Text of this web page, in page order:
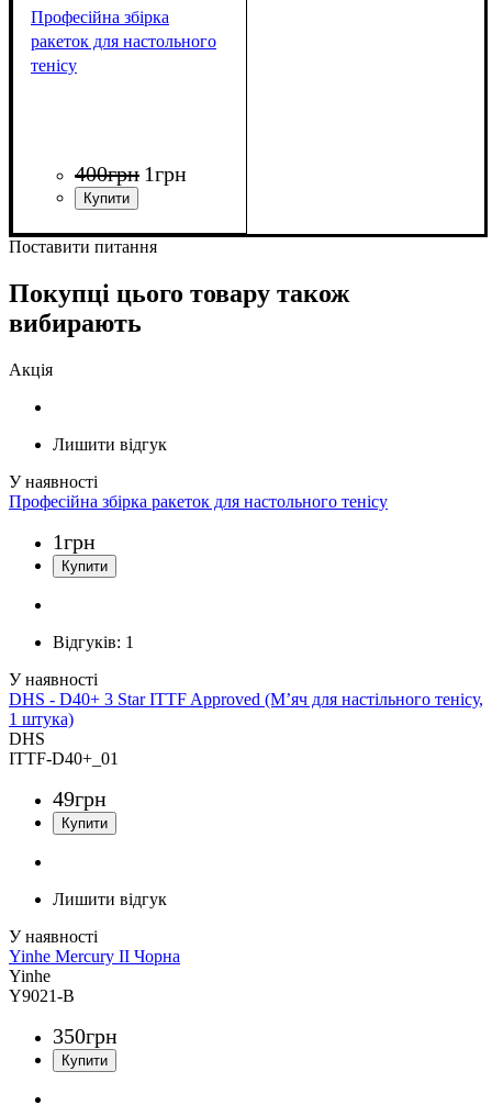
Професійна збірка
ракеток для настольного
тенісу
400грн 1грн
Поставити питання
Покупці цього товару також
вибирають
Акція
Лишити відгук
Професійна збірка ракеток для настольного тенісу
1грн
Відгуків: 1
DHS - D40+ 3 Star ITTF Approved (М’яч для настільного тенісу,
1 штука)
DHS
ITTF-D40+_01
49грн
Лишити відгук
Yinhe Mercury II Чорна
Yinhe
Y9021-B
350грн